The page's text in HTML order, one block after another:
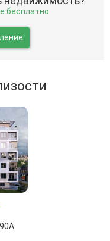
бесплатно